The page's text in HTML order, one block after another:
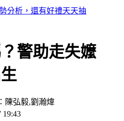
OF LIFE嗨跳Ciara神曲
警助走失嬤
陳弘毅,劉瀚煒
19:43